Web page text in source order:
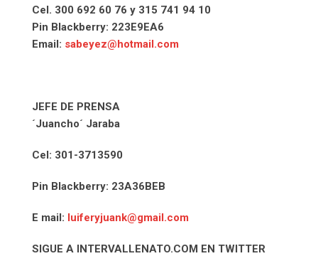
Cel. 300 692 60 76 y 315 741 94 10
Pin Blackberry: 223E9EA6
Email: sabeyez@hotmail.com
JEFE DE PRENSA
´Juancho´ Jaraba
Cel: 301-3713590
Pin Blackberry: 23A36BEB
E mail: luiferyjuank@gmail.com
SIGUE A INTERVALLENATO.COM EN TWITTER